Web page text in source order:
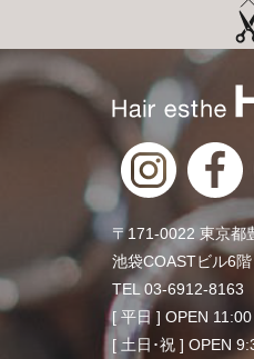
〒171-0022 東京都
池袋COASTビル6階
TEL 03-6912-8163
[ 平日 ] OPEN
[ 土日･祝 ] OPEN